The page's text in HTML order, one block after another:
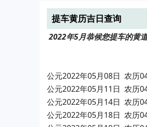
提车黄历吉日查询
2022年5月恭候您提车的黄
公元2022年05月08日 农
公元2022年05月11日 农历
公元2022年05月14日 农历
公元2022年05月18日 农历